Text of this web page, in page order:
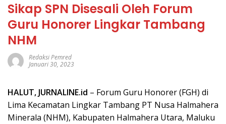
Sikap SPN Disesali Oleh Forum
Guru Honorer Lingkar Tambang
NHM
Redaksi Pemred
Januari 30, 2023
HALUT, JURNALINE.id – Forum Guru Honorer (FGH) di
Lima Kecamatan Lingkar Tambang PT Nusa Halmahera
Minerala (NHM), Kabupaten Halmahera Utara, Maluku